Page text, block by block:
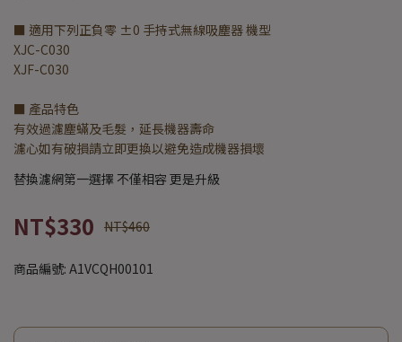
■ 適用下列正負零 ±0 手持式無線吸塵器 機型
XJC-C030
XJF-C030
■ 產品特色
有效過濾塵蟎及毛髮，延長機器壽命
濾心如有破損請立即更換以避免造成機器損壞
替換濾網第一選擇 不僅相容 更是升級
NT$330 NT$460
商品編號: A1VCQH00101